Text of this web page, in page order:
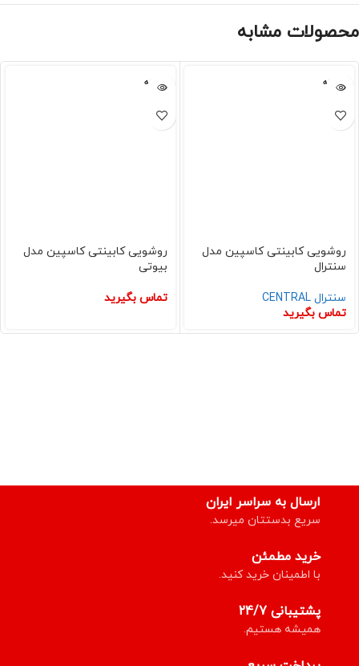
محصولات مشابه
فروخته
شده
روشویی کابینتی کاسپین مدل
سنترال
سنترال CENTRAL
تماس بگیرید
فروخته
شده
روشویی کابینتی کاسپین مدل
بیوتی
تماس بگیرید
ارسال به سراسر ایران
سریع بدستتان میرسد.
خرید مطمئن
با اطمینان خرید کنید.
پشتیبانی 24/7
همیشه هستیم.